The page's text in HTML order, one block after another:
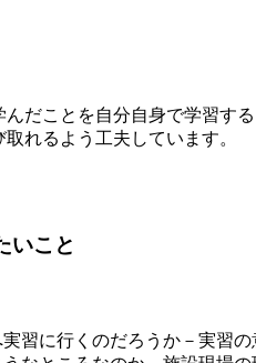
だことを自分自身で学習す
れるよう工夫しています。
いこと
習に行くのだろうか－実習の